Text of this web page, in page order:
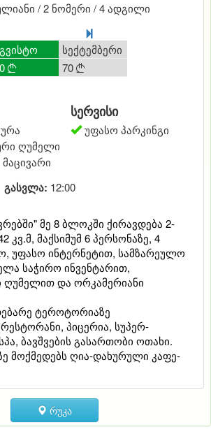
/ 2 ნომერი / 4 ადგილი

სექტემბერი
70 
ღუმელი
სერვისი
უფასო პარკინგი
გასვლა: 12:00
მე 8 ბლოკში ქირავდება 2-
კვ.მ, მაქსიმუმ 6 პერსონაზე, 4
უფასო ინტერნეტით, სამზარეულო
საჭირო ინვენტარით,
და ორკამერიანი
ტეროტორიაზე
პიცერია, სუპერ-
ბავშვების გასართობი ოთახი.
ღია-დახურული კაფე-
რუკა